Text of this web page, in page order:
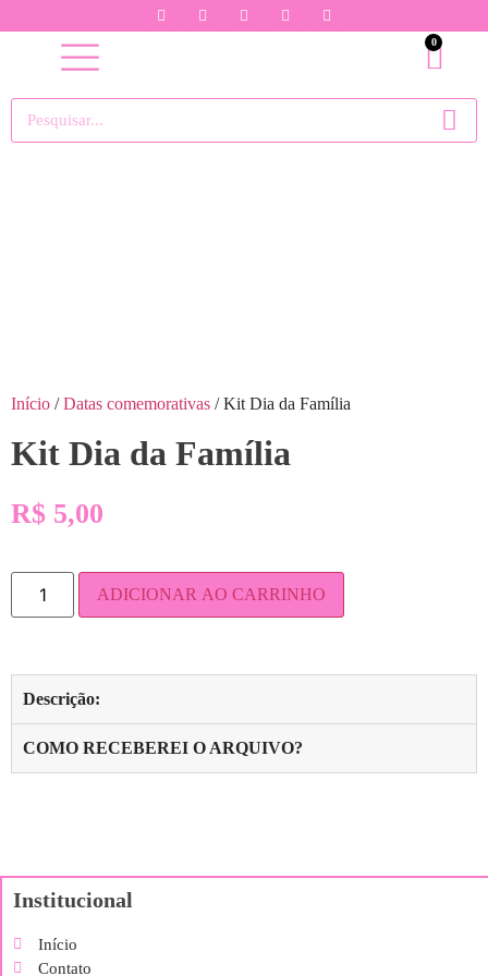
0
Início /Datas comemorativas / Kit Dia da Família
Kit Dia da Família
R$ 5,00
ADICIONAR AO CARRINHO
Descrição:
COMO RECEBEREI O ARQUIVO?
Institucional
Início
Contato